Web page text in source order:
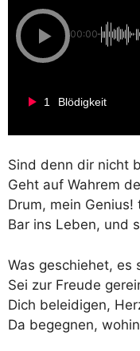
00:00
1 Blödigkeit
Sind denn dir nicht
Geht auf Wahrem
Drum, mein Genius!
Bar ins Leben, und
Was geschiehet, es
Sei zur Freude
Dich beleidigen,
Da begegnen,